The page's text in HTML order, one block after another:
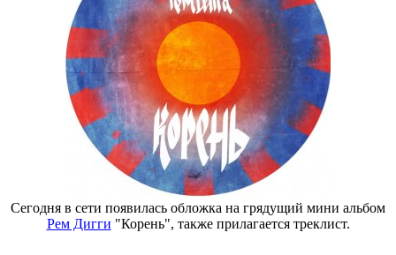
Сегодня в сети появилась обложка на грядущий мини альбом
Рем Дигги "Корень", также прилагается треклист.